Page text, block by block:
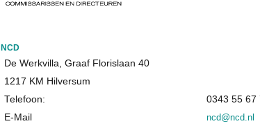
NCD
De Werkvilla, Graaf Florislaan 40
1217 KM Hilversum
Telefoon:
0343 55 67
E-Mail
ncd@ncd.nl